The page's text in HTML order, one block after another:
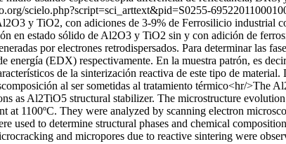
scielo.php?script=sci_arttext&pid=S0255-
y TiO2, con adiciones de 3-9% de Ferrosilicio industrial
en estado sólido de Al2O3 y TiO2 sin y con adición de
por electrones retrodispersados. Para determinar las
(EDX) respectivamente. En la muestra patrón, es
de la sinterización reactiva de este tipo de material.
al ser sometidas al tratamiento térmico<hr/>The
Al2TiO5 structural stabilizer. The microstructure
1100ºC. They were analyzed by scanning electron
to determine structural phases and chemical
and micropores due to reactive sintering were